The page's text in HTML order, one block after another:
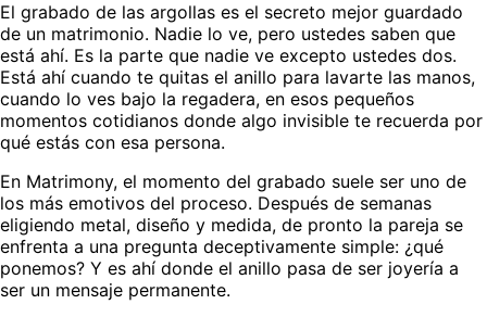
El grabado de las argollas es el secreto mejor guardado
de un matrimonio. Nadie lo ve, pero ustedes saben que
está ahí. Es la parte que nadie ve excepto ustedes dos.
Está ahí cuando te quitas el anillo para lavarte las manos,
cuando lo ves bajo la regadera, en esos pequeños
momentos cotidianos donde algo invisible te recuerda por
qué estás con esa persona.
En Matrimony, el momento del grabado suele ser uno de
los más emotivos del proceso. Después de semanas
eligiendo metal, diseño y medida, de pronto la pareja se
enfrenta a una pregunta deceptivamente simple: ¿qué
ponemos? Y es ahí donde el anillo pasa de ser joyería a
ser un mensaje permanente.